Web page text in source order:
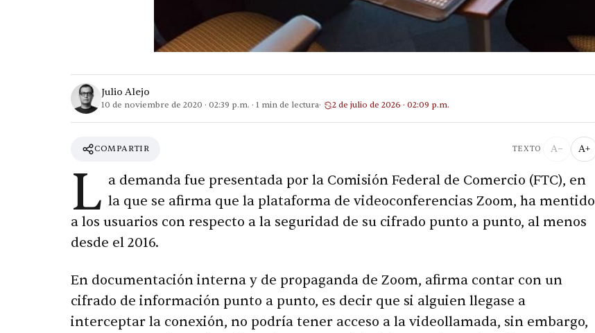
Julio Alejo
10 de noviembre de 2020 · 02:39 p.m. · 1 min de lectura 2 de julio de 2026 · 02:09 p.m.
COMPARTIR TEXTO A− A+
L a demanda fue presentada por la Comisión Federal de Comercio (FTC), en
la que se afirma que la plataforma de videoconferencias Zoom, ha mentido
a los usuarios con respecto a la seguridad de su cifrado punto a punto, al menos
desde el 2016.
En documentación interna y de propaganda de Zoom, afirma contar con un
cifrado de información punto a punto, es decir que si alguien llegase a
interceptar la conexión, no podría tener acceso a la videollamada, sin embargo,